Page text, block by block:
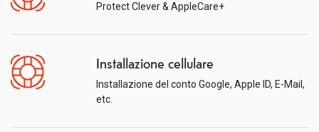
Protect Clever & AppleCare+
Installazione cellulare
Installazione del conto Google, Apple ID, E-Mail,
etc.